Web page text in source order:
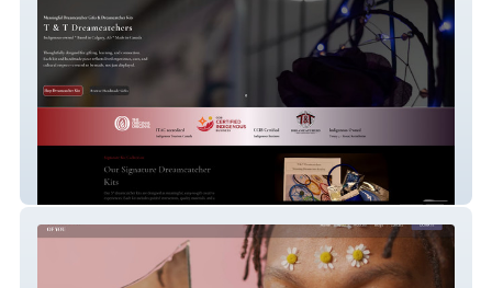
T & T Dreamcatchers